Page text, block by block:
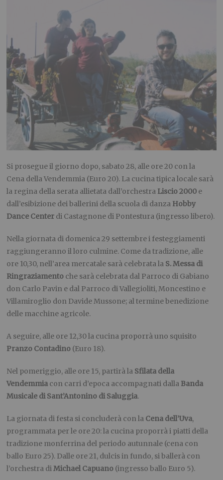
Si prosegue il giorno dopo, sabato 28, alle ore 20 con la
Cena della Vendemmia (Euro 20). La cucina tipica locale sarà
la regina della serata allietata dall’orchestra Liscio 2000 e
dall’esibizione dei ballerini della scuola di danza Hobby
Dance Center di Castagnone di Pontestura (ingresso libero).
Nella giornata di domenica 29 settembre i festeggiamenti
raggiungeranno il loro culmine. Come da tradizione, alle
ore 10,30, nell’area mercatale sarà celebrata la S. Messa di
Ringraziamento che sarà celebrata dal Parroco di Gabiano
don Carlo Pavin e dal Parroco di Vallegioliti, Moncestino e
Villamiroglio don Davide Mussone; al termine benedizione
delle macchine agricole.
A seguire, alle ore 12,30 la cucina proporrà uno squisito
Pranzo Contadino (Euro 18).
Nel pomeriggio, alle ore 15, partirà la Sfilata della
Vendemmia con carri d’epoca accompagnati dalla Banda
Musicale di Sant’Antonino di Saluggia.
La giornata di festa si concluderà con la Cena dell’Uva,
programmata per le ore 20: la cucina proporrà i piatti della
tradizione monferrina del periodo autunnale (cena con
ballo Euro 25). Dalle ore 21, dulcis in fundo, si ballerà con
l’orchestra diMichael Capuano (ingresso ballo Euro 5).